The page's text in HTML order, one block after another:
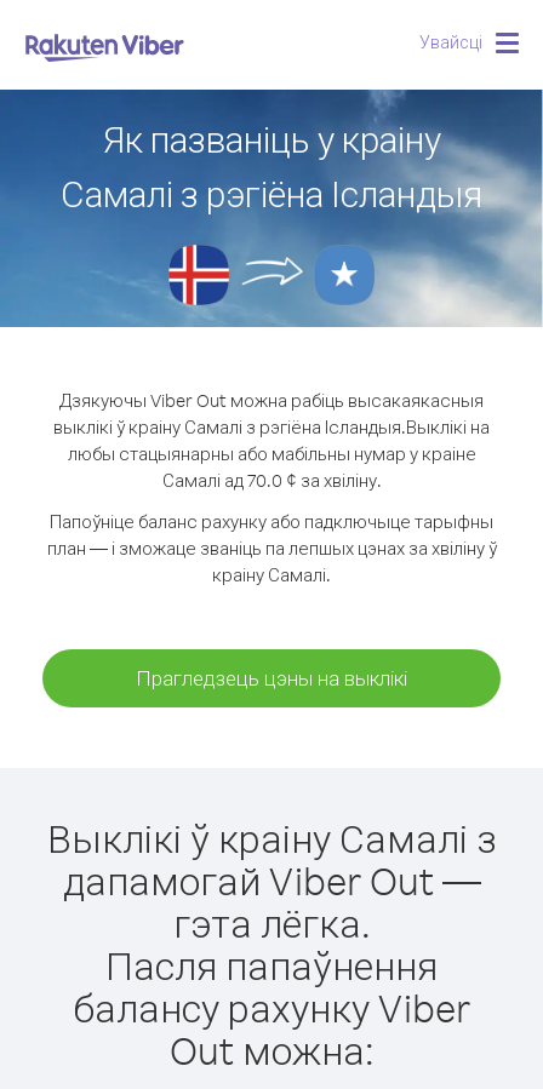
Увайсці
Як пазваніць у краіну
Самалі з рэгіёна Ісландыя
Дзякуючы Viber Out можна рабіць высакаякасныя
выклікі ў краіну Самалі з рэгіёна Ісландыя.Выклікі на
любы стацыянарны або мабільны нумар у краіне
Самалі ад 70.0 ¢ за хвіліну.
Папоўніце баланс рахунку або падключыце тарыфны
план — і зможаце званіць па лепшых цэнах за хвіліну ў
краіну Самалі.
Прагледзець цэны на выклікі
Выклікі ў краіну Самалі з
дапамогай Viber Out —
гэта лёгка.
Пасля папаўнення
балансу рахунку Viber
Out можна: